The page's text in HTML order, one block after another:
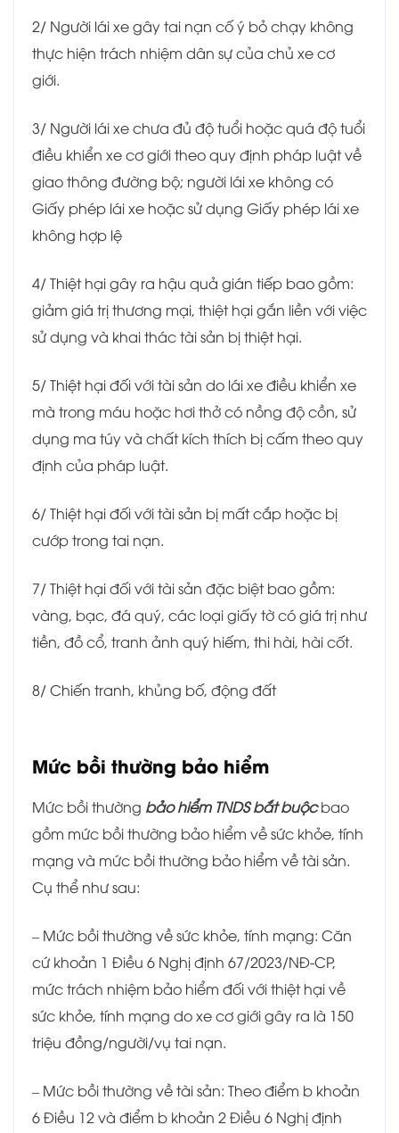
2/ Người lái xe gây tai nạn cố ý bỏ chạy không
thực hiện trách nhiệm dân sự của chủ xe cơ
giới.
3/ Người lái xe chưa đủ độ tuổi hoặc quá độ tuổi
điều khiển xe cơ giới theo quy định pháp luật về
giao thông đường bộ; người lái xe không có
Giấy phép lái xe hoặc sử dụng Giấy phép lái xe
không hợp lệ
4/ Thiệt hại gây ra hậu quả gián tiếp bao gồm:
giảm giá trị thương mại, thiệt hại gắn liền với việc
sử dụng và khai thác tài sản bị thiệt hại.
5/ Thiệt hại đối với tài sản do lái xe điều khiển xe
mà trong máu hoặc hơi thở có nồng độ cồn, sử
dụng ma túy và chất kích thích bị cấm theo quy
định của pháp luật.
6/ Thiệt hại đối với tài sản bị mất cắp hoặc bị
cướp trong tai nạn.
7/ Thiệt hại đối với tài sản đặc biệt bao gồm:
vàng, bạc, đá quý, các loại giấy tờ có giá trị như
tiền, đồ cổ, tranh ảnh quý hiếm, thi hài, hài cốt.
8/ Chiến tranh, khủng bố, động đất
Mức bồi thường bảo hiểm
Mức bồi thường bảo hiểm TNDS bắt buộcbao
gồm mức bồi thường bảo hiểm về sức khỏe, tính
mạng và mức bồi thường bảo hiểm về tài sản.
Cụ thể như sau:
– Mức bồi thường về sức khỏe, tính mạng: Căn
cứ khoản 1 Điều 6 Nghị định 67/2023/NĐ-CP,
mức trách nhiệm bảo hiểm đối với thiệt hại về
sức khỏe, tính mạng do xe cơ giới gây ra là 150
triệu đồng/người/vụ tai nạn.
– Mức bồi thường về tài sản: Theo điểm b khoản
6 Điều 12 và điểm b khoản 2 Điều 6 Nghị định